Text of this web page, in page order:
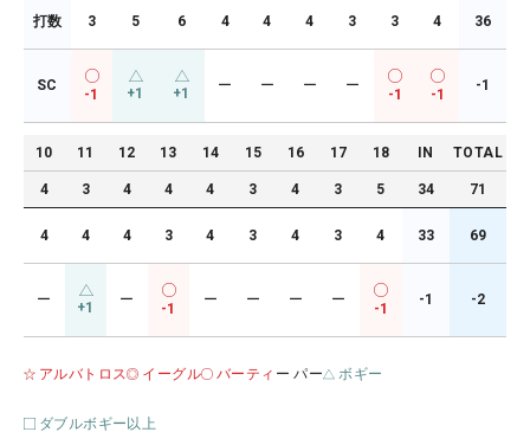
打数 3 5 6 4 4 4 3 3 4 36
SC
-1 +1 +1 ー ー ー ー
-1 -1
-1
10 11 12 13 14 15 16 17 18 IN TOTAL
4 3 4 4 4 3 4 3 5 34 71
4 4 4 3 4 3 4 3 4 33 69
ー +1 ー
-1
ー ー ー ー
-1
-1 -2
アルバトロス イーグル バーティ ー パー ボギー
ダブルボギー以上